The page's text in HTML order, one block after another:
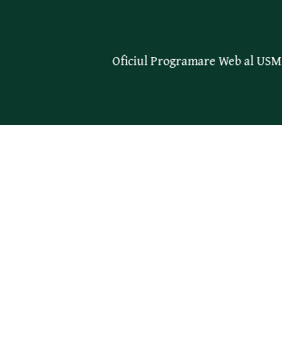
Oficiul Programare Web al USM